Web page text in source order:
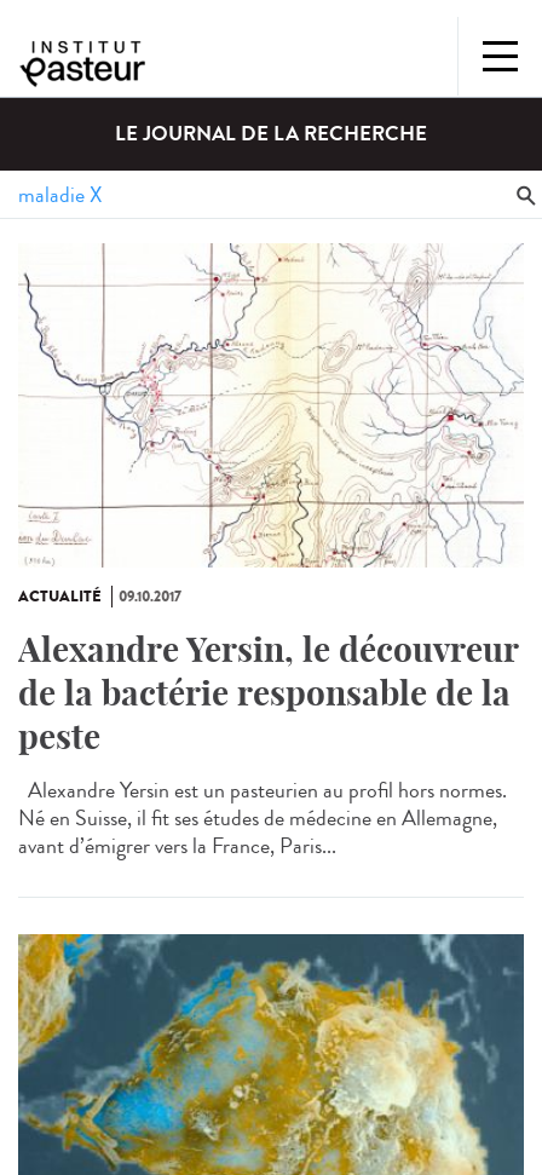
LE JOURNAL DE LA RECHERCHE
ACTUALITÉ 09.10.2017
Alexandre Yersin, le découvreur
de la bactérie responsable de la
peste
Alexandre Yersin est un pasteurien au profil hors normes.
Né en Suisse, il fit ses études de médecine en Allemagne,
avant d’émigrer vers la France, Paris...